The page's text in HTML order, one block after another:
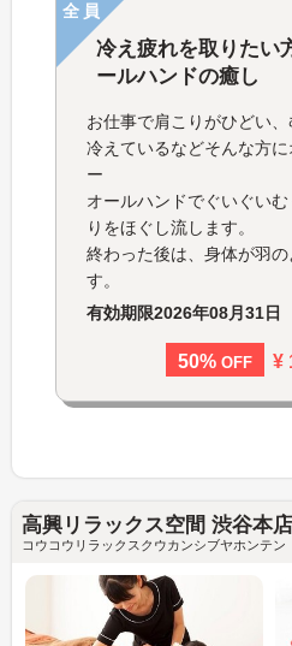
全員
冷え疲れを取りたい
ールハンドの癒し
お仕事で肩こりがひどい、
冷えているなどそんな方
ー
オールハンドでぐいぐい
りをほぐし流します。
終わった後は、身体が羽
す。
有効期限2026年08月31日
50% OFF ¥
高興リラックス空間 渋谷本店
コウコウリラックスクウカンシブヤホンテン